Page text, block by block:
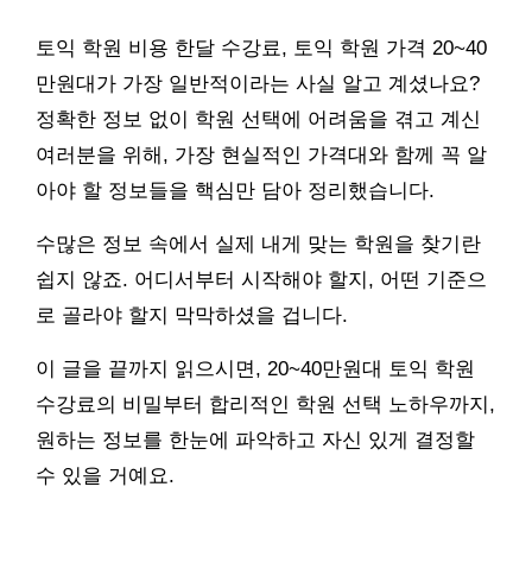
토익 학원 비용 한달 수강료, 토익 학원 가격 20~40
만원대가 가장 일반적이라는 사실 알고 계셨나요?
정확한 정보 없이 학원 선택에 어려움을 겪고 계신
여러분을 위해, 가장 현실적인 가격대와 함께 꼭 알
아야 할 정보들을 핵심만 담아 정리했습니다.
수많은 정보 속에서 실제 내게 맞는 학원을 찾기란
쉽지 않죠. 어디서부터 시작해야 할지, 어떤 기준으
로 골라야 할지 막막하셨을 겁니다.
이 글을 끝까지 읽으시면, 20~40만원대 토익 학원
수강료의 비밀부터 합리적인 학원 선택 노하우까지,
원하는 정보를 한눈에 파악하고 자신 있게 결정할
수 있을 거예요.